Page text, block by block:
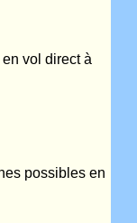
vol direct à
possibles en